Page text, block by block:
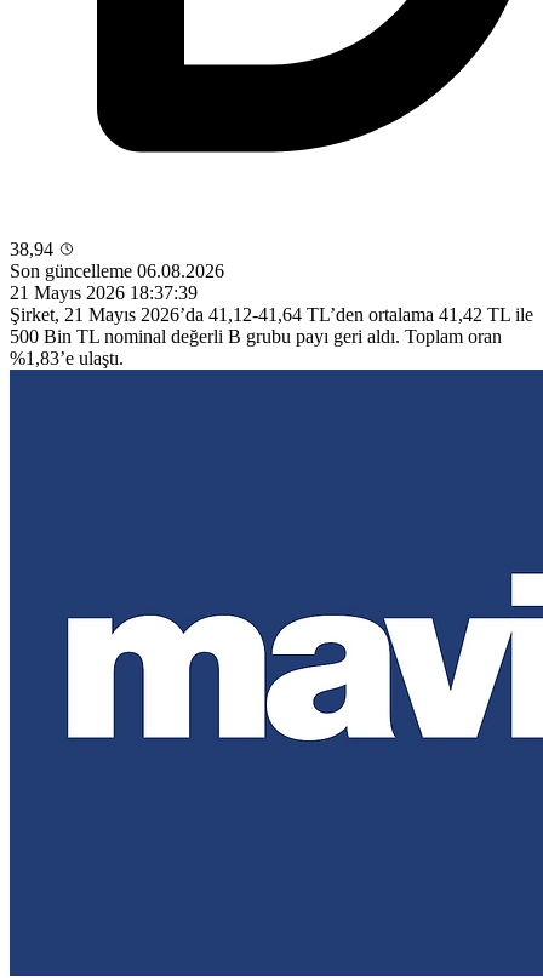
38,94
Son güncelleme 06.08.2026
21 Mayıs 2026 18:37:39
Şirket, 21 Mayıs 2026’da 41,12-41,64 TL’den ortalama 41,42 TL ile
500 Bin TL nominal değerli B grubu payı geri aldı. Toplam oran
%1,83’e ulaştı.